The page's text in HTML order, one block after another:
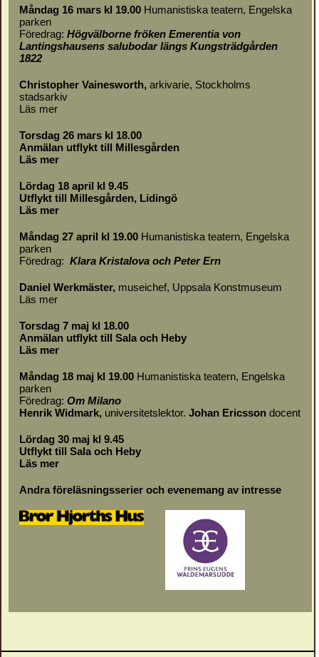
Måndag 16 mars kl 19.00 Humanistiska teatern, Engelska
parken
Föredrag: Högvälborne fröken Emerentia von
Lantingshausens salubodar längs Kungsträdgården
1822
Christopher Vainesworth, arkivarie, Stockholms
stadsarkiv
Läs mer
Torsdag 26 mars kl 18.00
Anmälan utflykt till Millesgården
Läs mer
Lördag 18 april kl 9.45
Utflykt till Millesgården, Lidingö
Läs mer
Måndag 27 april kl 19.00 Humanistiska teatern, Engelska
parken
Föredrag: Klara Kristalova och Peter Ern
Daniel Werkmäster, museichef, Uppsala Konstmuseum
Läs mer
Torsdag 7 maj kl 18.00
Anmälan utflykt till Sala och Heby
Läs mer
Måndag 18 maj kl 19.00 Humanistiska teatern, Engelska
parken
Föredrag: Om Milano
Henrik Widmark, universitetslektor. Johan Ericsson docent
Lördag 30 maj kl 9.45
Utflykt till Sala och Heby
Läs mer
Andra föreläsningsserier och evenemang av intresse